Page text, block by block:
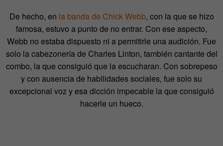
De hecho, en la banda de Chick Webb, con la que se hizo
famosa, estuvo a punto de no entrar. Con ese aspecto,
Webb no estaba dispuesto ni a permitirle una audición. Fue
solo la cabezonería de Charles Linton, también cantante del
combo, la que consiguió que la escucharan. Con sobrepeso
y con ausencia de habilidades sociales, fue solo su
excepcional voz y esa dicción impecable la que consiguió
hacerle un hueco.